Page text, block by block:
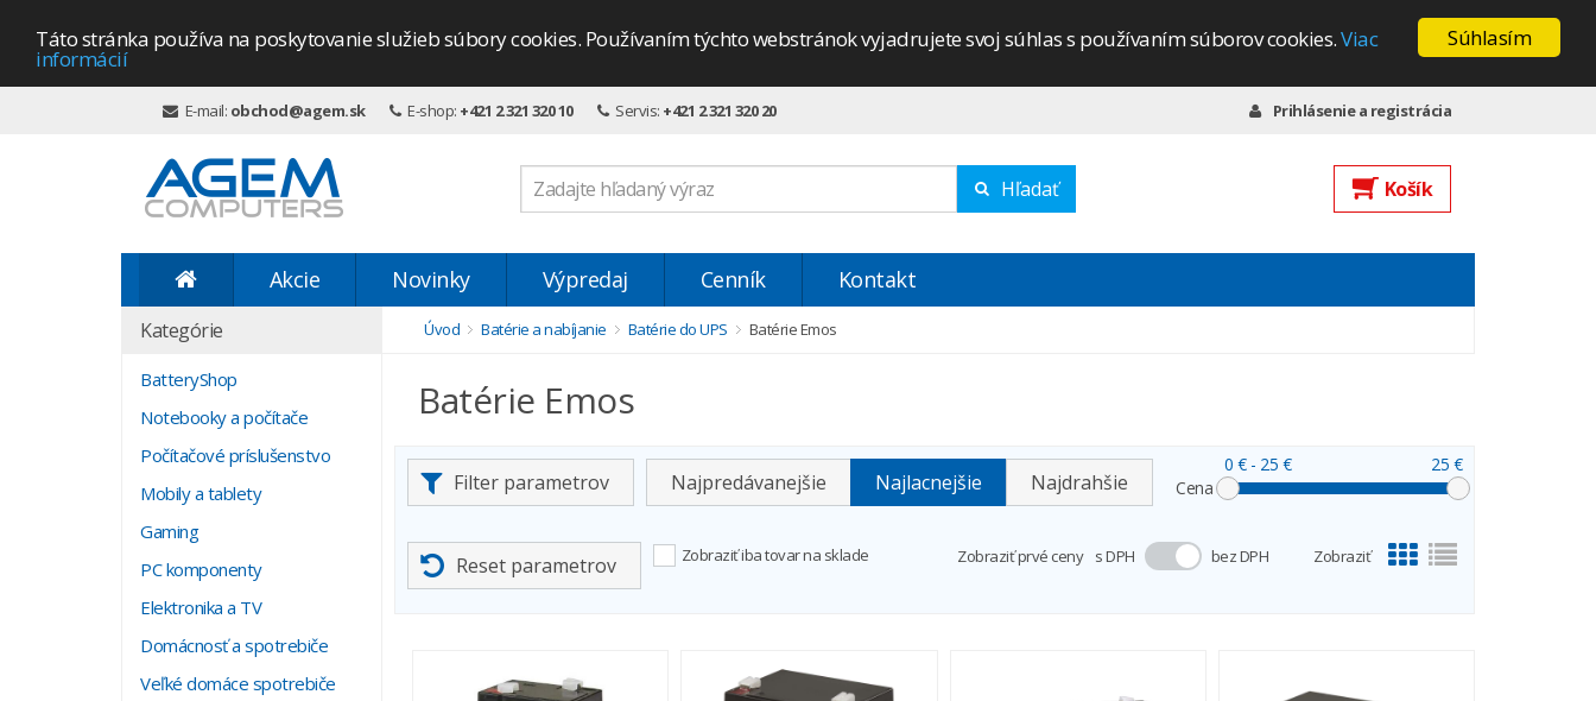
Súhlasím
Táto stránka používa na poskytovanie služieb súbory cookies. Používaním týchto webstránok vyjadrujete svoj súhlas s používaním súborov cookies.Viac
informácií
E-mail: obchod@agem.sk E-shop: +421 2 321 320 10 Servis: +421 2 321 320 20 Prihlásenie a registrácia
Hľadať Košík
Akcie Novinky Výpredaj Cenník Kontakt
Kategórie
BatteryShop
Notebooky a počítače
Počítačové príslušenstvo
Mobily a tablety
Gaming
PC komponenty
Elektronika a TV
Domácnosť a spotrebiče
Veľké domáce spotrebiče
Úvod Batérie a nabíjanie Batérie do UPS Batérie Emos
Batérie Emos
Filter parametrov Najpredávanejšie Najlacnejšie Najdrahšie Cena
0 €- 25 € 25 €
Reset parametrov Zobraziť iba tovar na sklade Zobraziť prvé ceny s DPH bez DPH Zobraziť